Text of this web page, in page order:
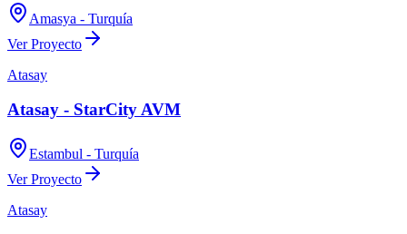
Amasya - Turquía
Ver Proyecto
Atasay
Atasay - StarCity AVM
Estambul - Turquía
Ver Proyecto
Atasay